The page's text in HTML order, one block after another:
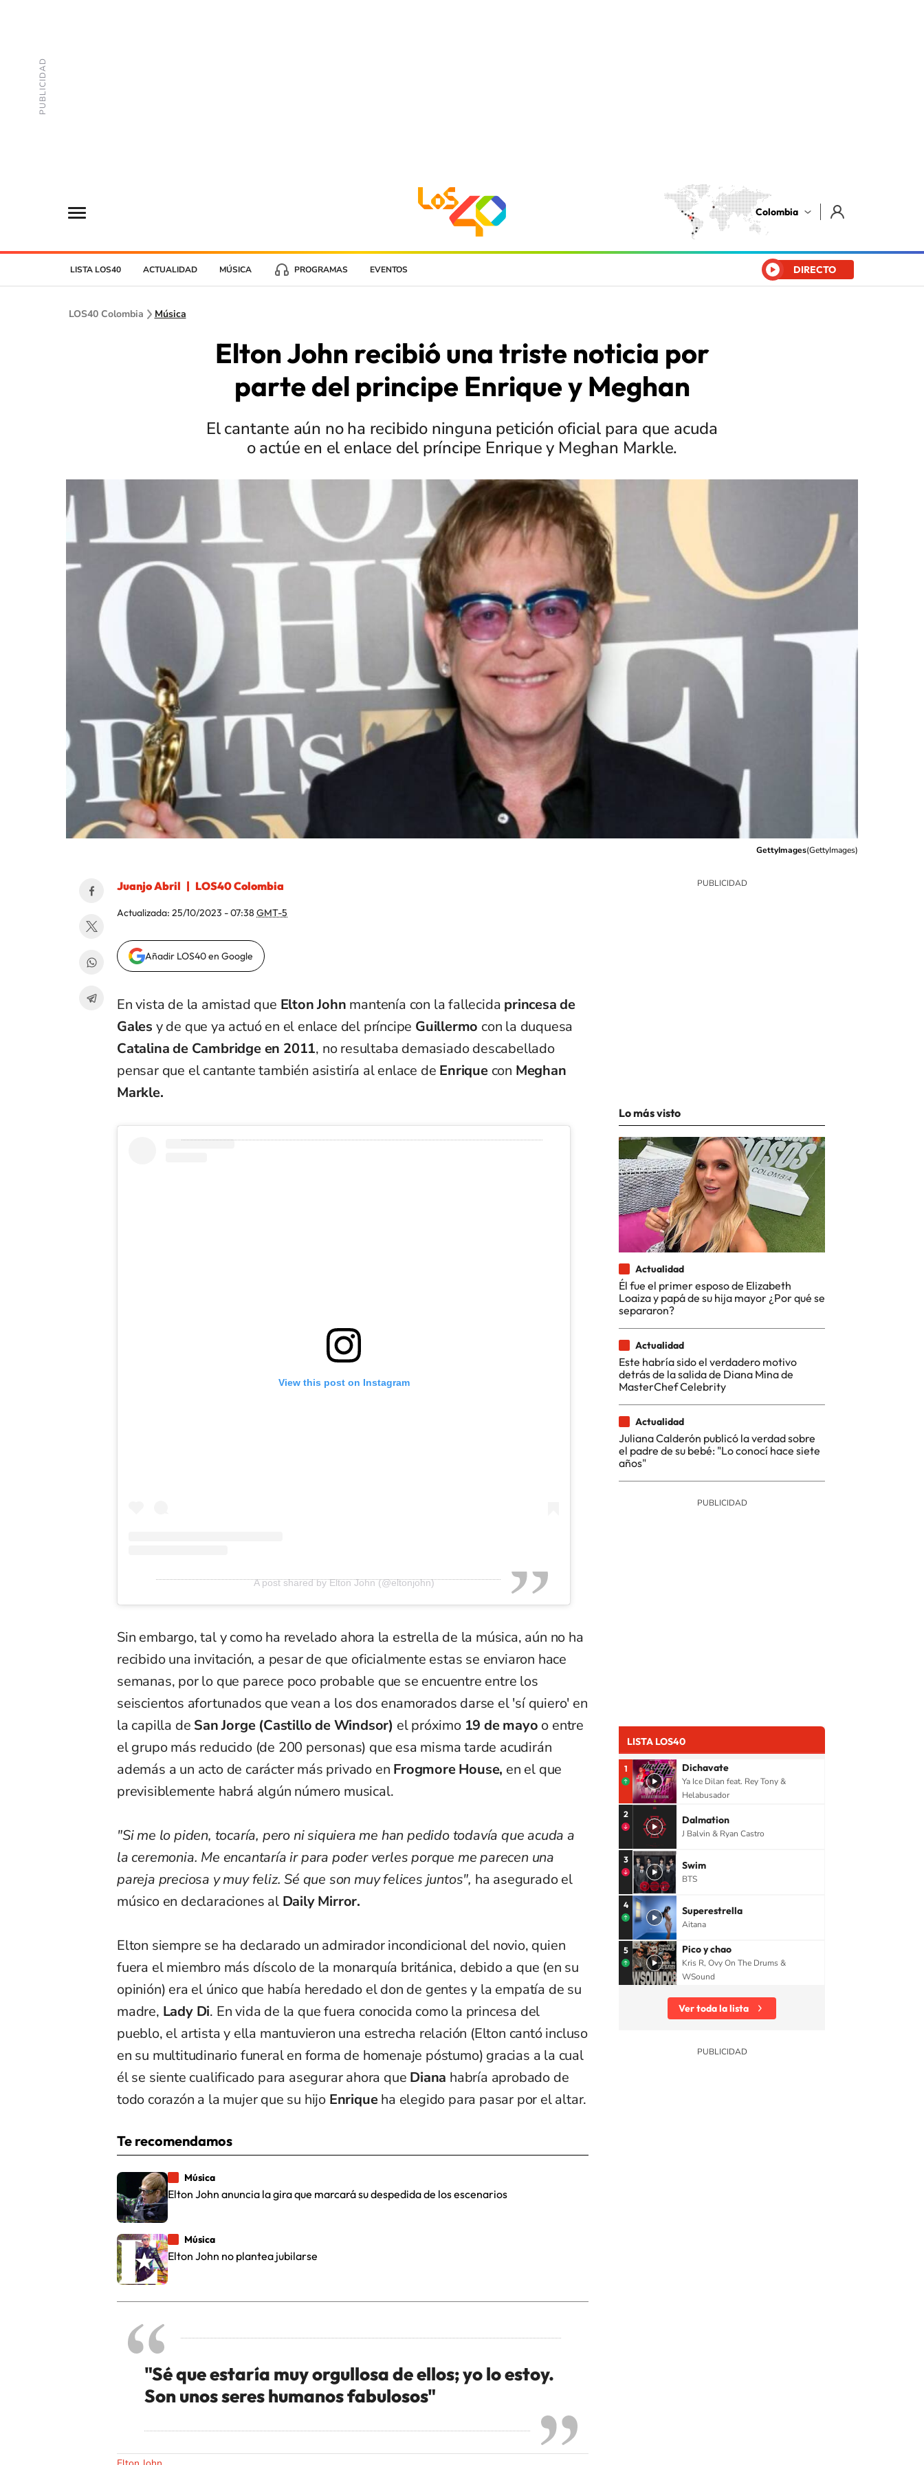
Colombia
LISTA LOS40 ACTUALIDAD MÚSICA PROGRAMAS EVENTOS DIRECTO
LOS40 Colombia Música
Elton John recibió una triste noticia por
parte del principe Enrique y Meghan
El cantante aún no ha recibido ninguna petición oficial para que acuda
o actúe en el enlace del príncipe Enrique y Meghan Markle.
GettyImages(GettyImages)
Juanjo Abril LOS40 Colombia
Actualizada: 25/10/2023 - 07:38 GMT-5
Añadir LOS40 en Google
En vista de la amistad que Elton John mantenía con la fallecida princesa de
Gales y de que ya actuó en el enlace del príncipe Guillermo con la duquesa
Catalina de Cambridge en 2011, no resultaba demasiado descabellado
pensar que el cantante también asistiría al enlace de Enriquecon Meghan
Markle.
View this post on Instagram
A post shared by Elton John (@eltonjohn)
Sin embargo, tal y como ha revelado ahora la estrella de la música, aún no ha
recibido una invitación, a pesar de que oficialmente estas se enviaron hace
semanas, por lo que parece poco probable que se encuentre entre los
seiscientos afortunados que vean a los dos enamorados darse el 'sí quiero' en
la capilla de San Jorge (Castillo de Windsor) el próximo19 de mayo o entre
el grupo más reducido (de 200 personas) que esa misma tarde acudirán
además a un acto de carácter más privado en Frogmore House, en el que
previsiblemente habrá algún número musical.
"Si me lo piden, tocaría, pero ni siquiera me han pedido todavía que acuda a
la ceremonia. Me encantaría ir para poder verles porque me parecen una
pareja preciosa y muy feliz. Sé que son muy felices juntos", ha asegurado el
músico en declaraciones al Daily Mirror.
Elton siempre se ha declarado un admirador incondicional del novio, quien
fuera el miembro más díscolo de la monarquía británica, debido a que (en su
opinión) era el único que había heredado el don de gentes y la empatía de su
madre, Lady Di. En vida de la que fuera conocida como la princesa del
pueblo, el artista y ella mantuvieron una estrecha relación (Elton cantó incluso
en su multitudinario funeral en forma de homenaje póstumo) gracias a la cual
él se siente cualificado para asegurar ahora que Diana habría aprobado de
todo corazón a la mujer que su hijo Enriqueha elegido para pasar por el altar.
Te recomendamos
Música
Elton John anuncia la gira que marcará su despedida de los escenarios
Música
Elton John no plantea jubilarse
"Sé que estaría muy orgullosa de ellos; yo lo estoy.
Son unos seres humanos fabulosos"
Lo más visto
Actualidad
Él fue el primer esposo de Elizabeth
Loaiza y papá de su hija mayor ¿Por qué se
separaron?
Actualidad
Este habría sido el verdadero motivo
detrás de la salida de Diana Mina de
MasterChef Celebrity
Actualidad
Juliana Calderón publicó la verdad sobre
el padre de su bebé: "Lo conocí hace siete
años"
LISTA LOS40
1 Dichavate
Ya Ice Dilan feat. Rey Tony &
Helabusador
2 Dalmation
J Balvin & Ryan Castro
3 Swim
BTS
4 Superestrella
Aitana
5 Pico y chao
Kris R, Ovy On The Drums &
WSound
Ver toda la lista